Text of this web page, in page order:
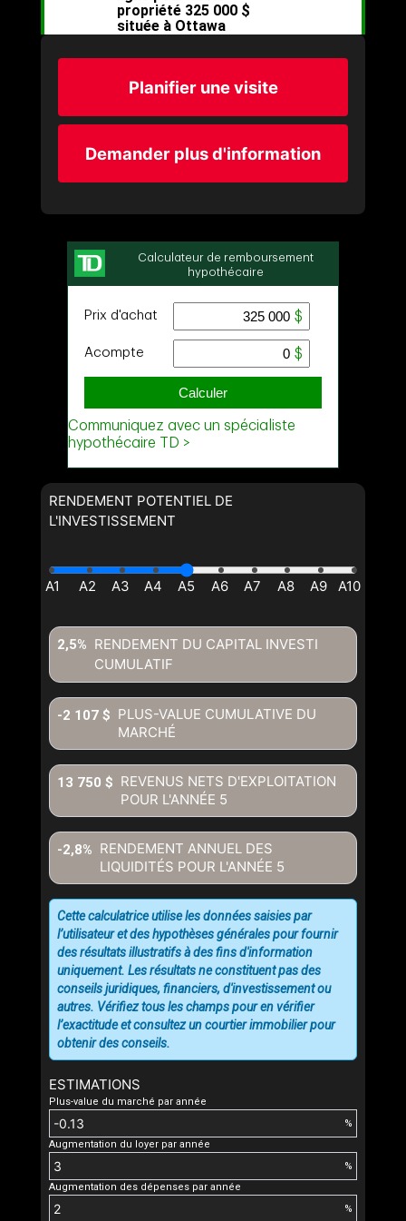
Planifier une visite
Demander plus d'information
RENDEMENT POTENTIEL DE
L'INVESTISSEMENT
RENDEMENT DU CAPITAL INVESTI
CUMULATIF
2,5%
PLUS-VALUE CUMULATIVE DU
MARCHÉ
-2 107 $
REVENUS NETS D'EXPLOITATION
POUR L'ANNÉE 5
13 750 $
RENDEMENT ANNUEL DES
LIQUIDITÉS POUR L'ANNÉE 5
-2,8%
ESTIMATIONS
Plus-value du marché par année
%
Augmentation du loyer par année
%
Augmentation des dépenses par année
%
Cette calculatrice utilise les données saisies par
l’utilisateur et des hypothèses générales pour fournir
des résultats illustratifs à des fins d'information
uniquement. Les résultats ne constituent pas des
conseils juridiques, financiers, d'investissement ou
autres. Vérifiez tous les champs pour en vérifier
l’exactitude et consultez un courtier immobilier pour
obtenir des conseils.